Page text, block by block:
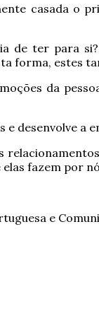
casada o
de ter para
forma, estes
da
desenvolve a
elas fazem por
e